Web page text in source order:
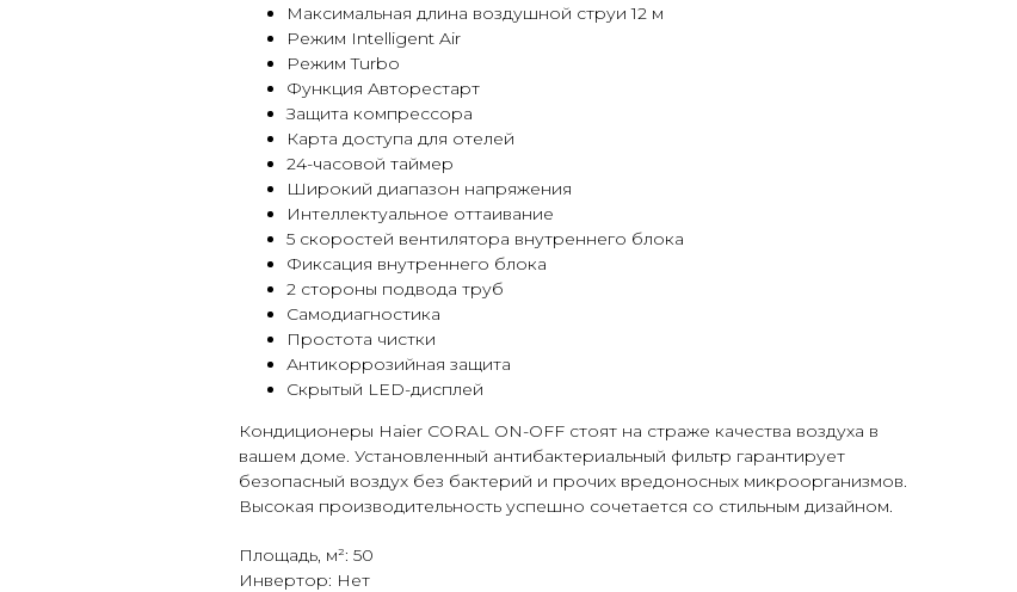
Максимальная длина воздушной струи 12 м
Режим Intelligent Air
Режим Turbo
Функция Авторестарт
Защита компрессора
Карта доступа для отелей
24-часовой таймер
Широкий диапазон напряжения
Интеллектуальное оттаивание
5 скоростей вентилятора внутреннего блока
Фиксация внутреннего блока
2 стороны подвода труб
Самодиагностика
Простота чистки
Антикоррозийная защита
Скрытый LED-дисплей
Кондиционеры Haier CORAL ON-OFF стоят на страже качества воздуха в
вашем доме. Установленный антибактериальный фильтр гарантирует
безопасный воздух без бактерий и прочих вредоносных микроорганизмов.
Высокая производительность успешно сочетается со стильным дизайном.
Площадь, м²: 50
Инвертор: Нет